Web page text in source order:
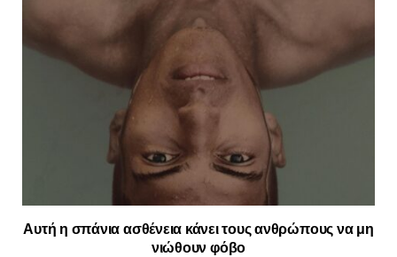
Αυτή η σπάνια ασθένεια κάνει τους ανθρώπους να μη
νιώθουν φόβο